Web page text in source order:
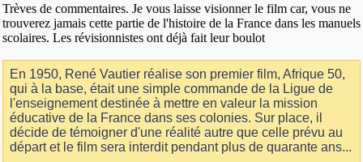
Trèves de commentaires. Je vous laisse visionner le film car, vous ne
trouverez jamais cette partie de l'histoire de la France dans les manuels
scolaires. Les révisionnistes ont déjà fait leur boulot
En 1950, René Vautier réalise son premier film, Afrique 50,
qui à la base, était une simple commande de la Ligue de
l'enseignement destinée à mettre en valeur la mission
éducative de la France dans ses colonies. Sur place, il
décide de témoigner d'une réalité autre que celle prévu au
départ et le film sera interdit pendant plus de quarante ans...